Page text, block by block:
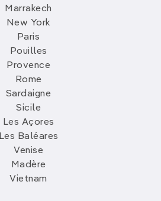
Marrakech
New York
Paris
Pouilles
Provence
Rome
Sardaigne
Sicile
Les Açores
Les Baléares
Venise
Madère
Vietnam